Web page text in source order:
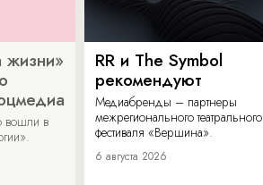
жизни»
вошли в
RR и The Symbol
рекомендуют
Медиабренды – партнеры
межрегионального театрального
фестиваля «Вершина».
6 августа 2026